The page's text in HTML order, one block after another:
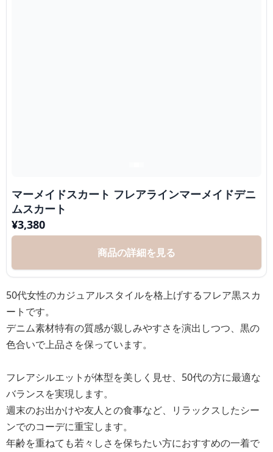
マーメイドスカート フレアラインマーメイドデニ
ムスカート
¥3,380
商品の詳細を見る
50代女性のカジュアルスタイルを格上げするフレア黒スカ
ートです。
デニム素材特有の質感が親しみやすさを演出しつつ、黒の
色合いで上品さを保っています。
フレアシルエットが体型を美しく見せ、50代の方に最適な
バランスを実現します。
週末のお出かけや友人との食事など、リラックスしたシー
ンでのコーデに重宝します。
年齢を重ねても若々しさを保ちたい方におすすめの一着で